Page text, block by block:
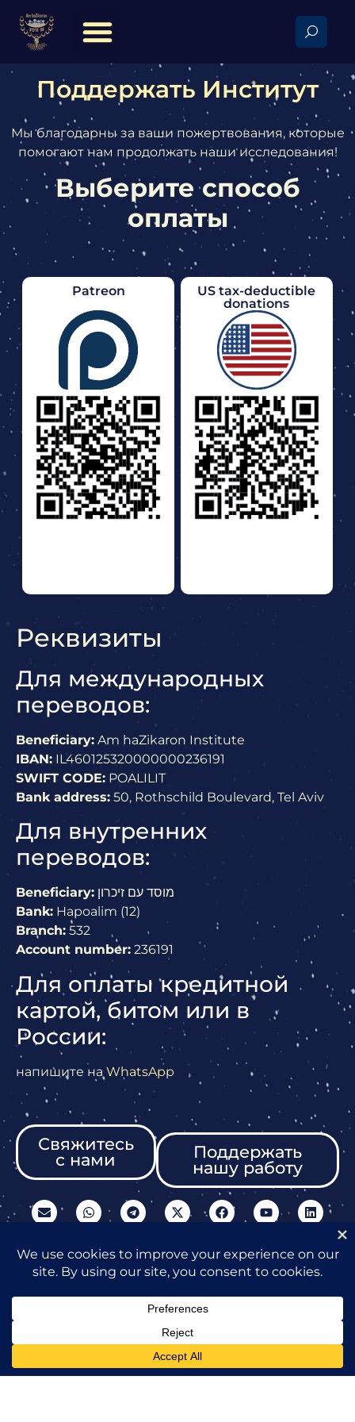
Поддержать Институт
Мы благодарны за ваши пожертвования, которые
помогают нам продолжать наши исследования!
Выберите способ
оплаты
Patreon
US tax-deductible
donations
Реквизиты
Для международных
переводов:
Beneficiary: Am haZikaron Institute
IBAN: IL460125320000000236191
SWIFT CODE: POALILIT
Bank address: 50, Rothschild Boulevard, Tel Aviv
Для внутренних
переводов:
Beneficiary: מוסד עם זיכרון
Bank: Hapoalim (12)
Branch: 532
Account number: 236191
Для оплаты кредитной
картой, битом или в
России:
напишите на WhatsApp
Свяжитесь
с нами
Поддержать
нашу работу
© 2026, Все права
защищены